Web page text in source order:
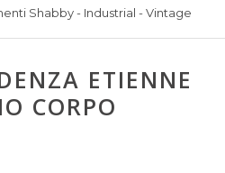
Shabby - Industrial - Vintage
ETIENNE
CORPO